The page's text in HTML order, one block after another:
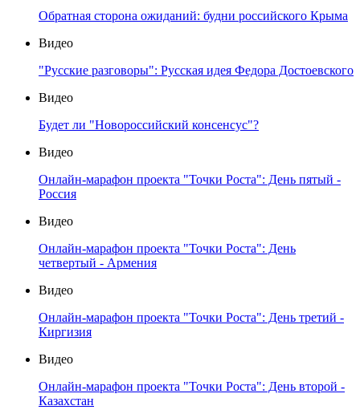
Обратная сторона ожиданий: будни российского Крыма
Видео
"Русские разговоры": Русская идея Федора Достоевского
Видео
Будет ли "Новороссийский консенсус"?
Видео
Онлайн-марафон проекта "Точки Роста": День пятый -
Россия
Видео
Онлайн-марафон проекта "Точки Роста": День
четвертый - Армения
Видео
Онлайн-марафон проекта "Точки Роста": День третий -
Киргизия
Видео
Онлайн-марафон проекта "Точки Роста": День второй -
Казахстан